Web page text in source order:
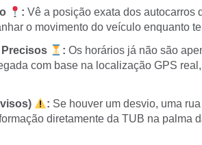
: Vê a posição exata dos autocarros
o movimento do veículo enquanto
: Os horários já não são
com base na localização GPS
: Se houver um desvio, uma
diretamente da TUB na palma